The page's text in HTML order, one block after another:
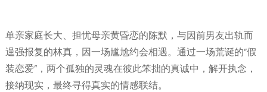
单亲家庭长大、担忧母亲黄昏恋的陈默，与因前男友出轨而
逞强报复的林真，因一场尴尬约会相遇。通过一场荒诞的“假
装恋爱”，两个孤独的灵魂在彼此笨拙的真诚中，解开执念，
接纳现实，最终寻得真实的情感联结。